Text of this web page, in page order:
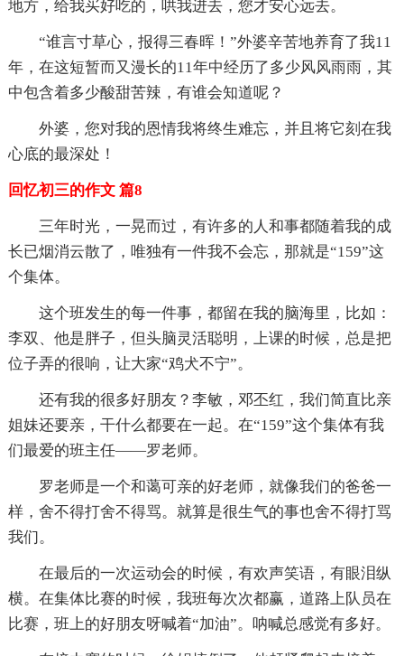
地方，给我买好吃的，哄我进去，您才安心远去。
“谁言寸草心，报得三春晖！”外婆辛苦地养育了我11
年，在这短暂而又漫长的11年中经历了多少风风雨雨，其
中包含着多少酸甜苦辣，有谁会知道呢？
外婆，您对我的恩情我将终生难忘，并且将它刻在我
心底的最深处！
回忆初三的作文 篇8
三年时光，一晃而过，有许多的人和事都随着我的成
长已烟消云散了，唯独有一件我不会忘，那就是“159”这
个集体。
这个班发生的每一件事，都留在我的脑海里，比如：
李双、他是胖子，但头脑灵活聪明，上课的时候，总是把
位子弄的很响，让大家“鸡犬不宁”。
还有我的很多好朋友？李敏，邓丕红，我们简直比亲
姐妹还要亲，干什么都要在一起。在“159”这个集体有我
们最爱的班主任——罗老师。
罗老师是一个和蔼可亲的好老师，就像我们的爸爸一
样，舍不得打舍不得骂。就算是很生气的事也舍不得打骂
我们。
在最后的一次运动会的时候，有欢声笑语，有眼泪纵
横。在集体比赛的时候，我班每次次都赢，道路上队员在
比赛，班上的好朋友呀喊着“加油”。呐喊总感觉有多好。